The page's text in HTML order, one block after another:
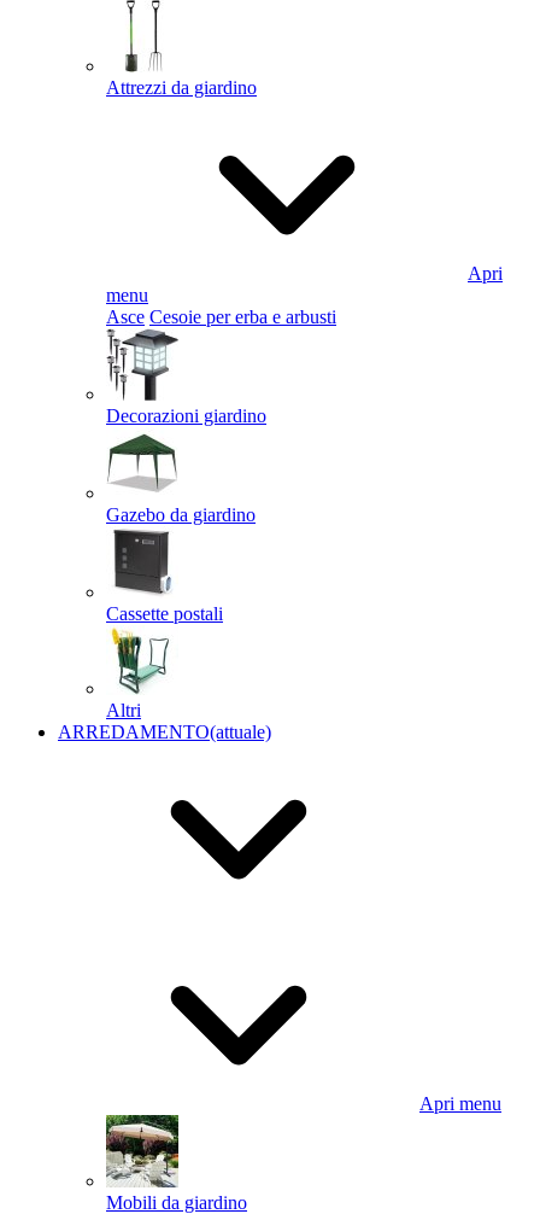
Attrezzi da giardino
Apri
menu
Asce Cesoie per erba e arbusti
Decorazioni giardino
Gazebo da giardino
Cassette postali
Altri
ARREDAMENTO(attuale)
Apri menu
Mobili da giardino